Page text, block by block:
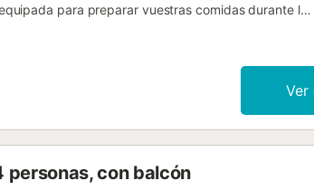
para preparar vuestras comidas durante la
terraza descubierta, ideales para relajaros y
Recordad que no se permiten eventos en la
Ver
con balcón